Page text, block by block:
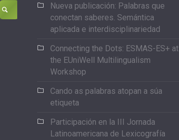
Nueva publicación: Palabras que
conectan saberes. Semántica
aplicada e interdisciplinariedad
Connecting the Dots: ESMAS-ES+ at
the EUniWell Multilingualism
Workshop
Cando as palabras atopan a súa
etiqueta
Participación en la III Jornada
Latinoamericana de Lexicografía